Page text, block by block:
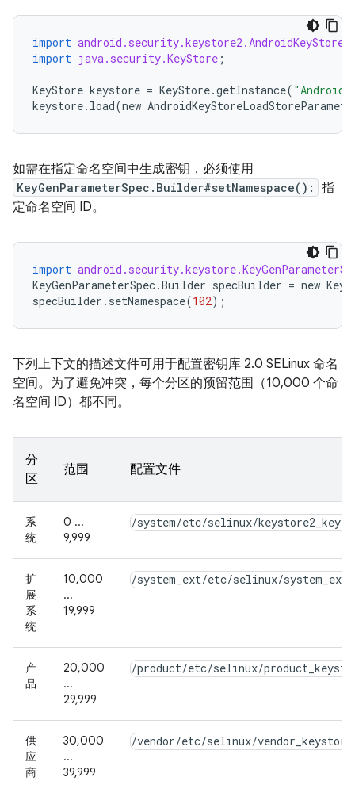
import
import java.security.KeyStore ;
KeyStore keystore = KeyStore.getInstance(
keystore. load(new
如需在指定命名空间中生成密钥，必须使用
KeyGenParameterSpec.Builder#setNamespace():
指
定命名空间 ID。
import
KeyGenParameterSpec.Builder specBuilder = new
specBuilder . setNamespace(102);
下列上下文的描述文件可用于配置密钥库 2.0 SELinux 命名
空间。为了避免冲突，每个分区的预留范围（10,000 个命
名空间 ID）都不同。
分
区
范围 配置文件
系
统
0 ...
9,999
/system/etc/selinux/
扩
展
系
统
10,000
...
19,999
/system_ext/etc/selinux/
产
品
20,000
...
29,999
/product/etc/selinux/
供
应
商
30,000
...
39,999
/vendor/etc/selinux/